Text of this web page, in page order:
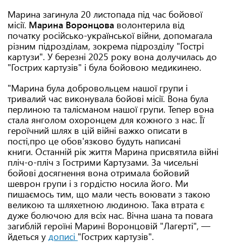
Марина загинула 20 листопада під час бойової
місії. Марина Воронцова волонтерила від
початку російсько-української війни, допомагала
різним підрозділам, зокрема підрозділу "Гострі
картузи". У березні 2025 року вона долучилась до
"Гострих картузів" і була бойовою медикинею.
"Марина була добровольцем нашої групи і
тривалий час виконувала бойові місії. Вона була
перлиною та талісманом нашої групи. Тепер вона
стала янголом охоронцем для кожного з нас. Її
героїчний шлях в цій війні важко описати в
пості,про це обов'язково будуть написані
книги. Останній рік життя Марина присвятила війні
пліч-о-пліч з Гострими Картузами. За чисельні
бойові досягнення вона отримала бойовий
шеврон групи і з гордістю носила його. Ми
пишаємось тим, що мали честь воювати з такою
великою та шляхетною людиною. Така втрата є
дуже болючою для всіх нас. Вічна шана та повага
загиблій героїні Марині Воронцовій "Лагерті", —
йдеться у дописі "Гострих картузів".